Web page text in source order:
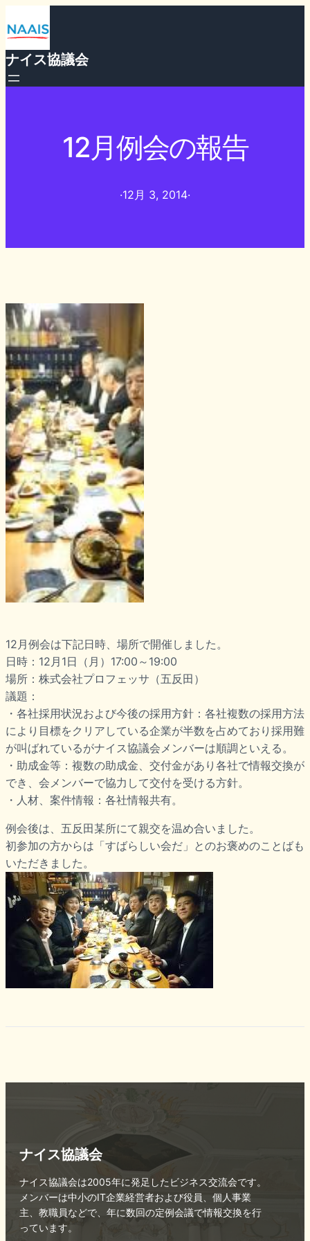
ナイス協議会
12月例会の報告
·12月 3, 2014·
12月例会は下記日時、場所で開催しました。
日時：12月1日（月）17:00～19:00
場所：株式会社プロフェッサ（五反田）
議題：
・各社採用状況および今後の採用方針：各社複数の採用方法
により目標をクリアしている企業が半数を占めており採用難
が叫ばれているがナイス協議会メンバーは順調といえる。
・助成金等：複数の助成金、交付金があり各社で情報交換が
でき、会メンバーで協力して交付を受ける方針。
・人材、案件情報：各社情報共有。
例会後は、五反田某所にて親交を温め合いました。
初参加の方からは「すばらしい会だ」とのお褒めのことばも
いただきました。
ナイス協議会
ナイス協議会は2005年に発足したビジネス交流会です。
メンバーは中小のIT企業経営者および役員、個人事業
主、教職員などで、年に数回の定例会議で情報交換を行
っています。